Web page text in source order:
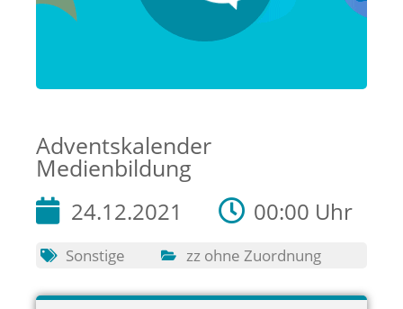
Adventskalender
Medienbildung
24.12.2021 00:00 Uhr
Sonstige zz ohne Zuordnung